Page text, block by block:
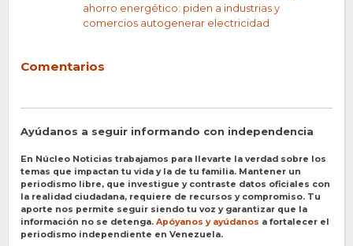
ahorro energético: piden a industrias y
comercios autogenerar electricidad
Comentarios
Ayúdanos a seguir informando con independencia
En Núcleo Noticias trabajamos para llevarte la verdad sobre los
temas que impactan tu vida y la de tu familia. Mantener un
periodismo libre, que investigue y contraste datos oficiales con
la realidad ciudadana, requiere de recursos y compromiso. Tu
aporte nos permite seguir siendo tu voz y garantizar que la
información no se detenga. Apóyanos y ayúdanos a fortalecer el
periodismo independiente en Venezuela.